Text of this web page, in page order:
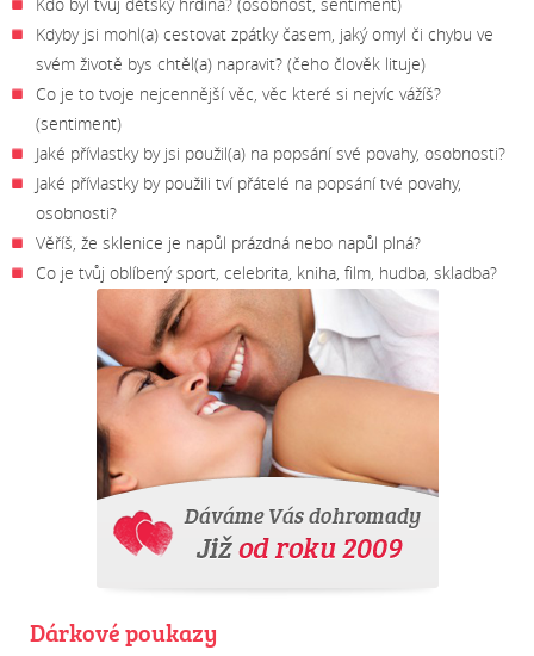
Kdyby jsi mohl(a) cestovat zpátky časem, jaký omyl či chybu ve
svém životě bys chtěl(a) napravit? (čeho člověk lituje)
Co je to tvoje nejcennější věc, věc které si nejvíc vážíš?
(sentiment)
Jaké přívlastky by jsi použil(a) na popsání své povahy, osobnosti?
Jaké přívlastky by použili tví přátelé na popsání tvé povahy,
osobnosti?
Věříš, že sklenice je napůl prázdná nebo napůl plná?
Co je tvůj oblíbený sport, celebrita, kniha, film, hudba, skladba?
Dárkové poukazy